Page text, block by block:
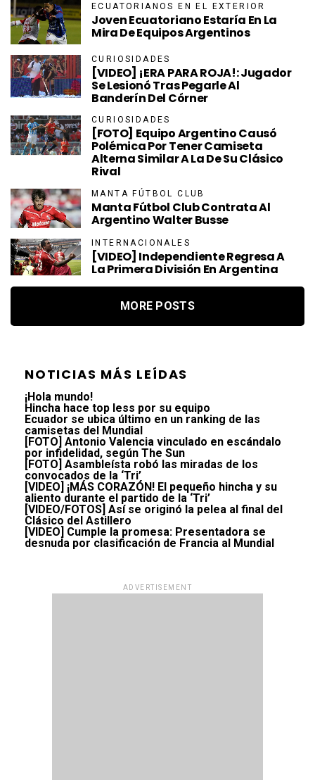
ECUATORIANOS EN EL EXTERIOR
Joven Ecuatoriano Estaría En La
Mira De Equipos Argentinos
CURIOSIDADES
[VIDEO] ¡ERA PARA ROJA!: Jugador
Se Lesionó Tras Pegarle Al
Banderín Del Córner
CURIOSIDADES
[FOTO] Equipo Argentino Causó
Polémica Por Tener Camiseta
Alterna Similar A La De Su Clásico
Rival
MANTA FÚTBOL CLUB
Manta Fútbol Club Contrata Al
Argentino Walter Busse
INTERNACIONALES
[VIDEO] Independiente Regresa A
La Primera División En Argentina
MORE POSTS
NOTICIAS MÁS LEÍDAS
¡Hola mundo!
Hincha hace top less por su equipo
Ecuador se ubica último en un ranking de las
camisetas del Mundial
[FOTO] Antonio Valencia vinculado en escándalo
por infidelidad, según The Sun
[FOTO] Asambleísta robó las miradas de los
convocados de la ‘Tri’
[VIDEO] ¡MÁS CORAZÓN! El pequeño hincha y su
aliento durante el partido de la ‘Tri’
[VIDEO/FOTOS] Así se originó la pelea al final del
Clásico del Astillero
[VIDEO] Cumple la promesa: Presentadora se
desnuda por clasificación de Francia al Mundial
ADVERTISEMENT